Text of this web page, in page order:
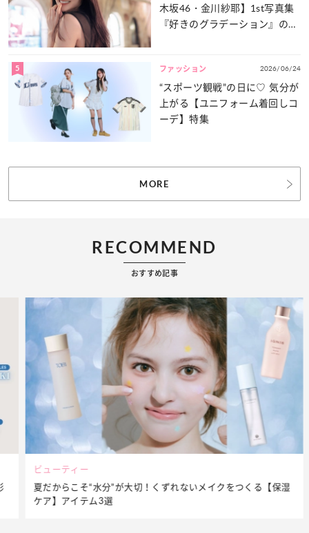
木坂46・金川紗耶】1st写真集
『好きのグラデーション』の魅
5 ファッション 2026/06/24
“スポーツ観戦”の日に♡ 気分が
上がる【ユニフォーム着回しコ
ーデ】特集
MORE
RECOMMEND
おすすめ記事
ビューティー
夏だからこそ“水分”が大切！くずれないメイクをつくる【保湿
ケア】アイテム3選